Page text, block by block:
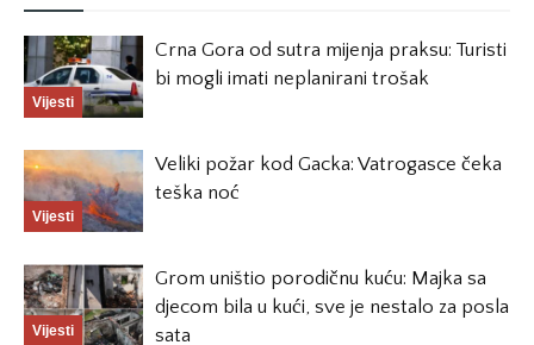
Vijesti
Crna Gora od sutra mijenja praksu: Turisti
bi mogli imati neplanirani trošak
Vijesti
Veliki požar kod Gacka: Vatrogasce čeka
teška noć
Vijesti
Grom uništio porodičnu kuću: Majka sa
djecom bila u kući, sve je nestalo za posla
sata